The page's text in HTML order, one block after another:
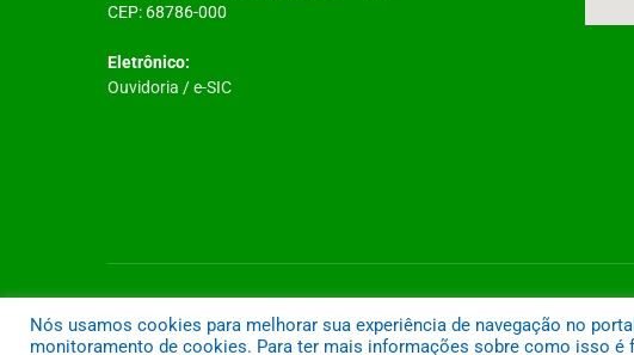
CEP: 68786-000
Eletrônico:
Ouvidoria /e-SIC
Nós usamos cookies para melhorar sua experiência de navegação no
monitoramento de cookies. Para ter mais informações sobre como isso